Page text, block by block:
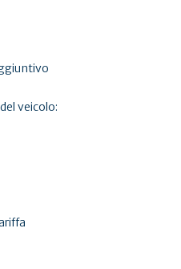
veicolo: